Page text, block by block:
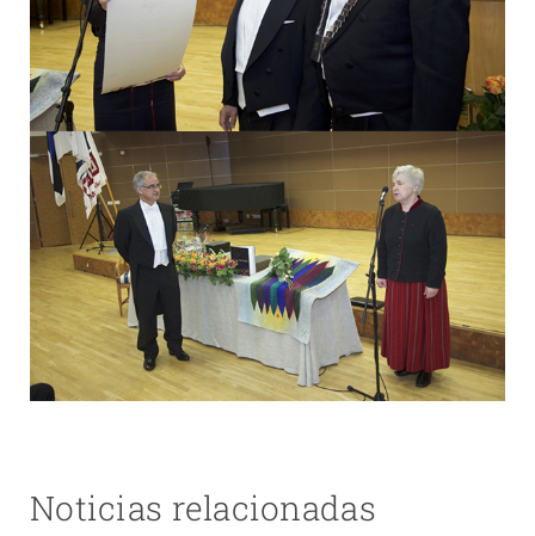
Noticias relacionadas